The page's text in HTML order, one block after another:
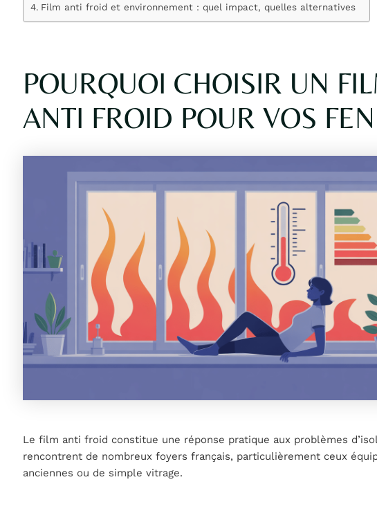
Film anti froid et environnement : quel impact, quelles alternatives
POURQUOI CHOISIR UN
ANTI FROID POUR VOS
Le film anti froid constitue une réponse pratique aux problèmes
rencontrent de nombreux foyers français, particulièrement ceux
anciennes ou de simple vitrage.